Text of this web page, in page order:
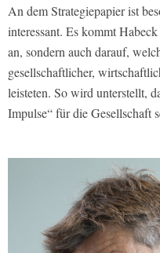
An dem Strategiepapier ist
interessant. Es kommt
an, sondern auch darauf,
gesellschaftlicher,
leisteten. So wird unterstellt,
Impulse“ für die Gesellschaft